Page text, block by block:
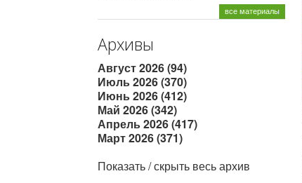
все материалы
Архивы
Август 2026 (94)
Июль 2026 (370)
Июнь 2026 (412)
Май 2026 (342)
Апрель 2026 (417)
Март 2026 (371)
Показать / скрыть весь архив